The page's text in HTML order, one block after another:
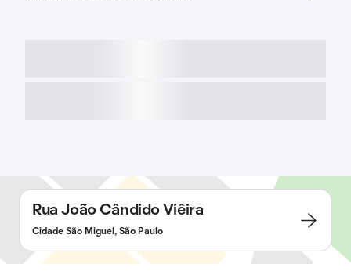
Rua João Cândido Viêira
Cidade São Miguel, São Paulo